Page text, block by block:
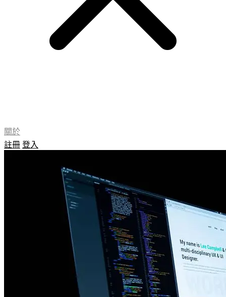
關於
註冊 登入